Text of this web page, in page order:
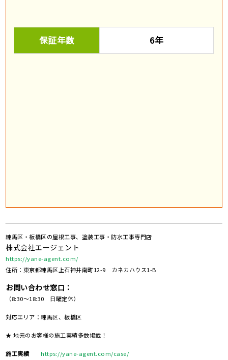
保証年数 6年
練馬区・板橋区の屋根工事、塗装工事・防水工事専門店
株式会社エージェント
https://yane-agent.com/
住所：東京都練馬区上石神井南町12-9 カネカハウス1-B
お問い合わせ窓口：
（8:30～18:30 日曜定休）
対応エリア：練馬区、板橋区
★ 地元のお客様の施工実績多数掲載！
施工実績
https://yane-agent.com/case/